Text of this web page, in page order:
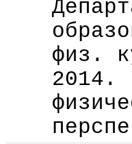
физ.
2014.